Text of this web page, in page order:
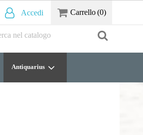
Accedi Carrello(0)
Antiquarius